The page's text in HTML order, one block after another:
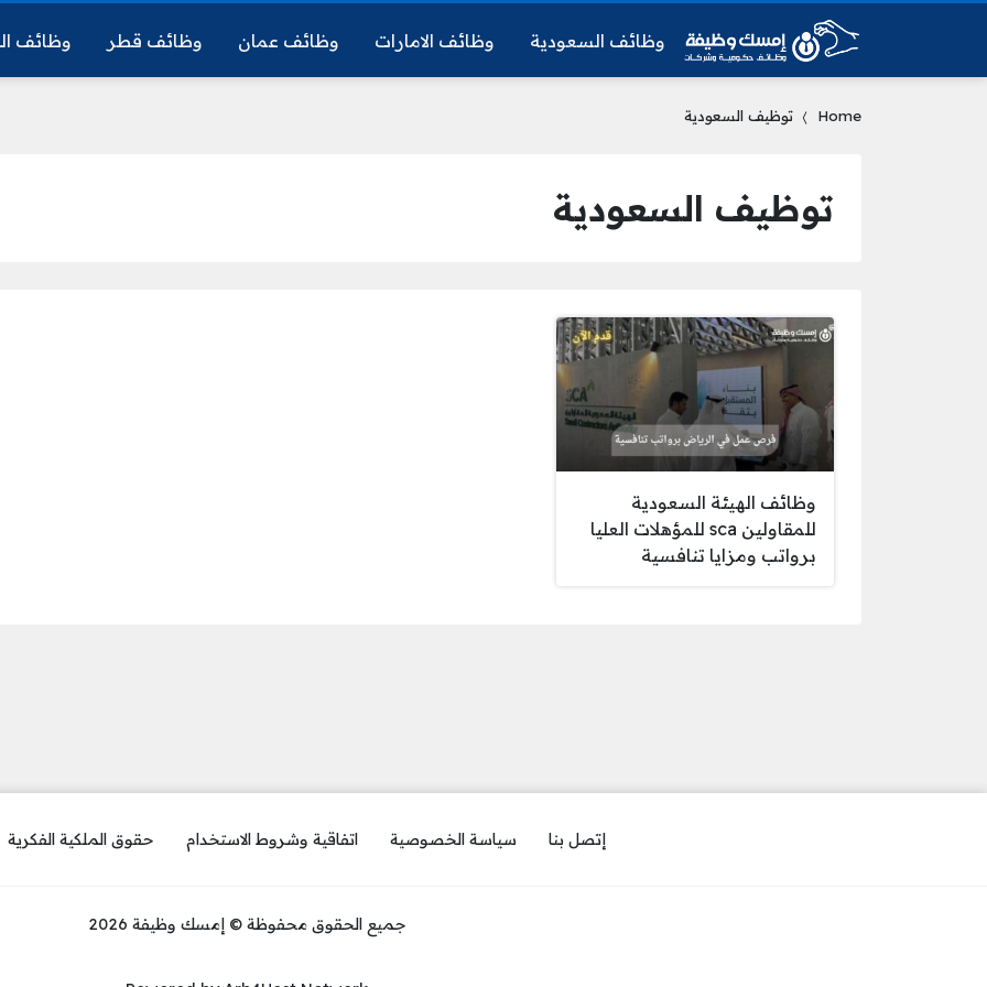
وظائف السعودية وظائف الامارات وظائف عمان وظائف قطر وظائف
Home توظيف السعودية
توظيف السعودية
وظائف الهيئة السعودية
للمقاولين sca للمؤهلات العليا
برواتب ومزايا تنافسية
إتصل بنا سياسة الخصوصية اتفاقية وشروط الاستخدام حقوق الملكية الفكرية
جميع الحقوق محفوظة © إمسك وظيفة 2026